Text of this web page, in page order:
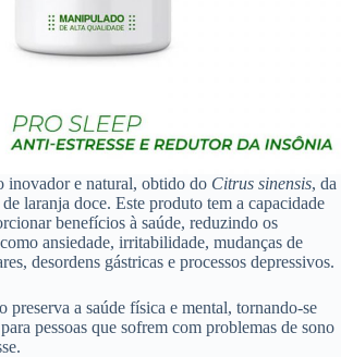
inovador e natural, obtido do Citrus sinensis, da
laranja doce. Este produto tem a capacidade
benefícios à saúde, reduzindo os
ansiedade, irritabilidade, mudanças de
desordens gástricas e processos depressivos.
preserva a saúde física e mental, tornando-se
pessoas que sofrem com problemas de sono